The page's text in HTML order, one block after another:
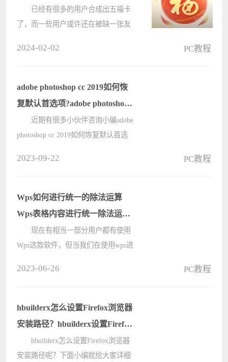
已经有很多的用户合成出五福卡
了，而一些用户或许还在被缺一张友
卡。 2024可以扫友善福的福字图
片????
2024-02-02 PC教程
adobe photoshop cc 2019如何恢
复默认首选项?adobe photoshop
cc 2019恢复默认首选项教程
近期有很多小伙伴咨询小编adobe
photoshop cc 2019如何恢复默认首选
家。 adobe photoshop cc 2????
2023-09-22 PC教程
Wps如何进行统一的除法运算
Wps表格内容进行统一除法运算
的方法
现在有相当一部分用户都有使用
Wps这款软件，但当我们在使用wps进
小编来看看具体的操作方法吧，有需
要????
2023-06-26 PC教程
hbuilderx怎么设置Firefox浏览器
安装路径？hbuilderx设置Firefox
浏览器安装路径教程
hbuilderx怎么设置Firefox浏览器
安装路径呢？下面小编就给大家详细